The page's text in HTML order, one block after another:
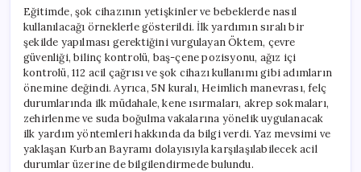
Eğitimde, şok cihazının yetişkinler ve bebeklerde nasıl
kullanılacağı örneklerle gösterildi. İlk yardımın sıralı bir
şekilde yapılması gerektiğini vurgulayan Öktem, çevre
güvenliği, bilinç kontrolü, baş-çene pozisyonu, ağız içi
kontrolü, 112 acil çağrısı ve şok cihazı kullanımı gibi adımların
önemine değindi. Ayrıca, 5N kuralı, Heimlich manevrası, felç
durumlarında ilk müdahale, kene ısırmaları, akrep sokmaları,
zehirlenme ve suda boğulma vakalarına yönelik uygulanacak
ilk yardım yöntemleri hakkında da bilgi verdi. Yaz mevsimi ve
yaklaşan Kurban Bayramı dolayısıyla karşılaşılabilecek acil
durumlar üzerine de bilgilendirmede bulundu.